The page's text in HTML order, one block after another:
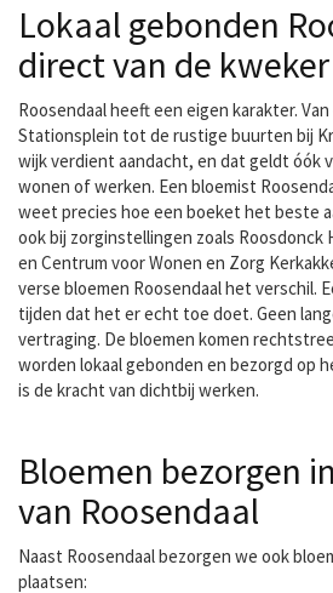
Lokaal gebonden
direct van de kweker
Roosendaal heeft een eigen karakter.
Stationsplein tot de rustige buurten bij
wijk verdient aandacht, en dat geldt óók
wonen of werken. Een bloemist
weet precies hoe een boeket het beste
ook bij zorginstellingen zoals Roosdonck
en Centrum voor Wonen en Zorg
verse bloemen Roosendaal het verschil.
tijden dat het er echt toe doet. Geen
vertraging. De bloemen komen
worden lokaal gebonden en bezorgd op
is de kracht van dichtbij werken.
Bloemen bezorgen
van Roosendaal
Naast Roosendaal bezorgen we ook
plaatsen: